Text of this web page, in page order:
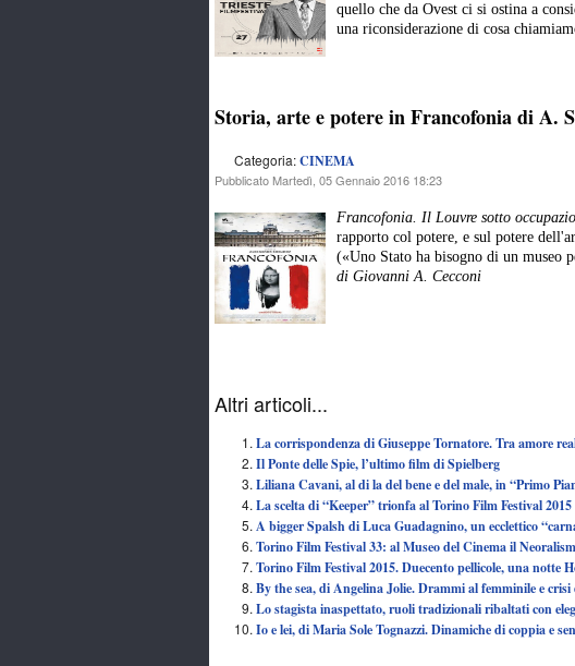
quello che da Ovest ci si ostina a
una riconsiderazione di cosa
Storia, arte e potere in Francofonia di A.
Categoria:CINEMA
Pubblicato Martedì, 05 Gennaio 2016 18:23
Francofonia. Il Louvre sotto
rapporto col potere, e sul potere
(«Uno Stato ha bisogno di un museo
di Giovanni A. Cecconi
Altri articoli...
La corrispondenza di Giuseppe Tornatore. Tra amore
Il Ponte delle Spie, l’ultimo film di Spielberg
Liliana Cavani, al di la del bene e del male, in “Primo
La scelta di “Keeper” trionfa al Torino Film Festival 2015
A bigger Spalsh di Luca Guadagnino, un ecclettico
Torino Film Festival 33: al Museo del Cinema il
Torino Film Festival 2015. Duecento pellicole, una notte
By the sea, di Angelina Jolie. Drammi al femminile e
Lo stagista inaspettato, ruoli tradizionali ribaltati con
Io e lei, di Maria Sole Tognazzi. Dinamiche di coppia e